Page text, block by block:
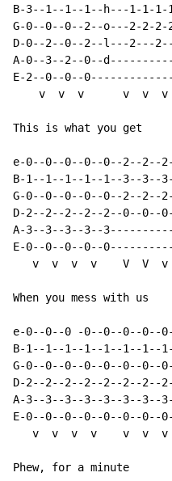
B-3--1--1--1--h---1-
G-0--0--0--2--o---2-
D-0--2--0--2--l---
A-0--3--2--0--
E-2--0--0--
v  v  v      v  v  v
This is what you get
e-0--0--0--0--0--2--
B-1--1--1--1--1--3--
G-0--0--0--0--0--2--
D-2--2--2--2--2--0--
A-3--3--3--3--
E-0--0--0--0--
v  v  v  v    V  V
When you mess with us
e-0--0--0 -0--0--0--
B-1--1--1--1--1--1--
G-0--0--0--0--0--0--
D-2--2--2--2--2--2--
A-3--3--3--3--3--3--
E-0--0--0--0--0--0--
v  v  v  v    v  v
Phew, for a minute